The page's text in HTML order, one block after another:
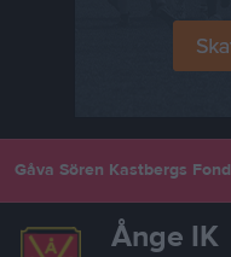
Gåva Sören Kastbergs Fond
Ånge IK